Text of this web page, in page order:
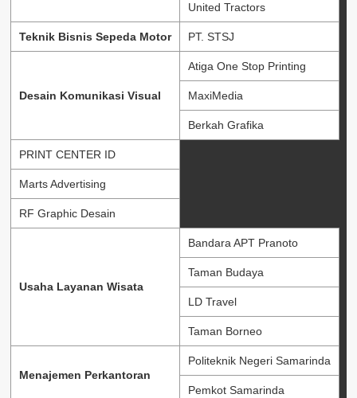
United Tractors
Teknik Bisnis Sepeda Motor PT. STSJ
Desain Komunikasi Visual
Atiga One Stop Printing
MaxiMedia
Berkah Grafika
PRINT CENTER ID
Marts Advertising
RF Graphic Desain
Usaha Layanan Wisata
Bandara APT Pranoto
Taman Budaya
LD Travel
Taman Borneo
Menajemen Perkantoran
Politeknik Negeri Samarinda
Pemkot Samarinda